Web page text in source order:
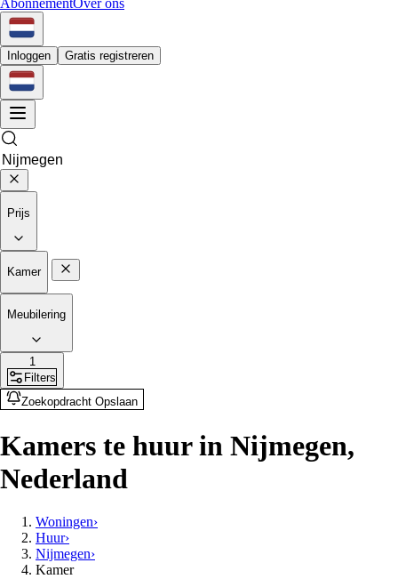
AbonnementOver ons
Inloggen Gratis registreren
Prijs
Kamer
Meubilering
1
Filters
Zoekopdracht Opslaan
Kamers te huur in Nijmegen,
Nederland
Woningen›
Huur›
Nijmegen›
Kamer